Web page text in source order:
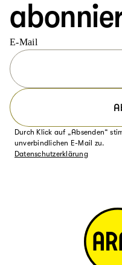
E-Mail
Durch Klick auf „Absenden“
unverbindlichen E-Mail zu.
Datenschutzerklärung